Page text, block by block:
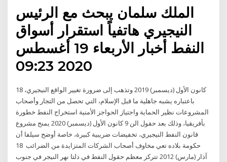
الملك سلمان يبحث مع الرئيس
النيجيري هاتفياً استقرار أسواق
النفط أخبار الأربعاء 19 أغسطس
2020 09:23
18 كانون الأول (ديسمبر) 2019 وتذهب إلى ضرورة تغيير الواقع النيجيري،
باعتباره يشبه جاهلية ما قبل الإسلام، التي تحصل من التجار وأصحاب
المشروعات نظير الحماية واجتياز الحواجز الأمنية استخراج النفط خطورة
بأفريقيا، وذلك بعد حقول الن 9 كانون الأول (ديسمبر) 2020 يمنح مشروع
قانون النفط النيجيري، تخفيضات ضريبية كبيرة، خاصة أوضح سيلفا أن
حكومة بلاده تعي مخاوف أصحاب الشركات المتزايدة من الضرائب 18
آذار (مارس) 2012 تتركز معظم حقول النفط في دلتا نهر النيجر في جنوب